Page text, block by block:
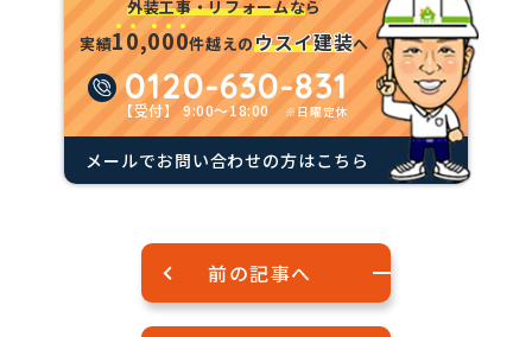
外装工事・リフォームなら
実績10,000件越えのウスイ建装へ
0120-630-831
【受付】 9:00～18:00 ※日曜定休
メールでお問い合わせの方はこちら
前の記事へ